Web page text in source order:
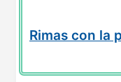
Rimas con la